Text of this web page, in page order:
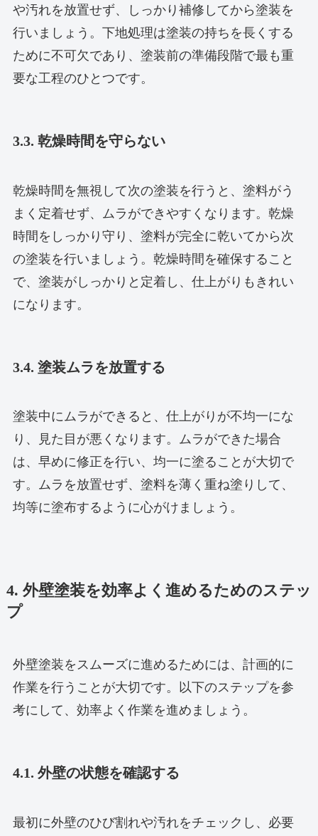
や汚れを放置せず、しっかり補修してから塗装を
行いましょう。下地処理は塗装の持ちを長くする
ために不可欠であり、塗装前の準備段階で最も重
要な工程のひとつです。
3.3. 乾燥時間を守らない
乾燥時間を無視して次の塗装を行うと、塗料がう
まく定着せず、ムラができやすくなります。乾燥
時間をしっかり守り、塗料が完全に乾いてから次
の塗装を行いましょう。乾燥時間を確保すること
で、塗装がしっかりと定着し、仕上がりもきれい
になります。
3.4. 塗装ムラを放置する
塗装中にムラができると、仕上がりが不均一にな
り、見た目が悪くなります。ムラができた場合
は、早めに修正を行い、均一に塗ることが大切で
す。ムラを放置せず、塗料を薄く重ね塗りして、
均等に塗布するように心がけましょう。
4. 外壁塗装を効率よく進めるためのステッ
プ
外壁塗装をスムーズに進めるためには、計画的に
作業を行うことが大切です。以下のステップを参
考にして、効率よく作業を進めましょう。
4.1. 外壁の状態を確認する
最初に外壁のひび割れや汚れをチェックし、必要